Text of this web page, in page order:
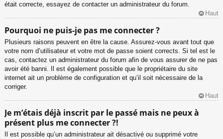
était correcte, essayez de contacter un administrateur du forum.
Haut
Pourquoi ne puis-je pas me connecter ?
Plusieurs raisons peuvent en être la cause. Assurez-vous avant tout que
votre nom d’utilisateur et votre mot de passe soient corrects. Si tel est le
cas, contactez un administrateur du forum afin de vous assurer de ne pas
avoir été banni. Il est également possible que le propriétaire du site
internet ait un problème de configuration et qu’il soit nécessaire de la
corriger.
Haut
Je m’étais déjà inscrit par le passé mais ne peux à
présent plus me connecter ?!
Il est possible qu’un administrateur ait désactivé ou supprimé votre